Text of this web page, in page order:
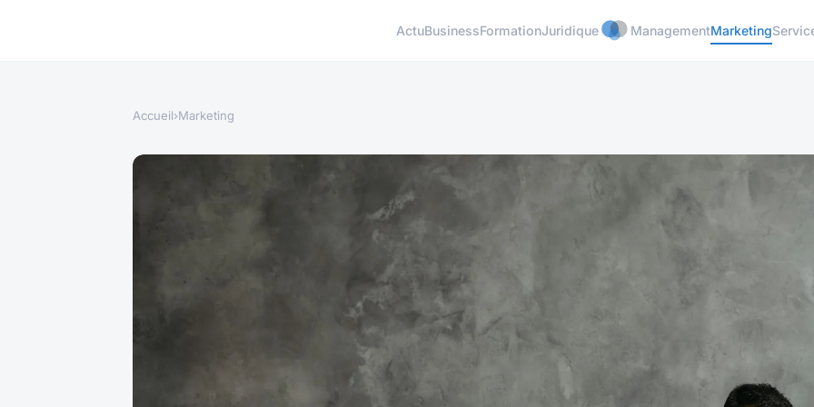
ActuBusinessFormationJuridique ManagementMarketing
Accueil›Marketing